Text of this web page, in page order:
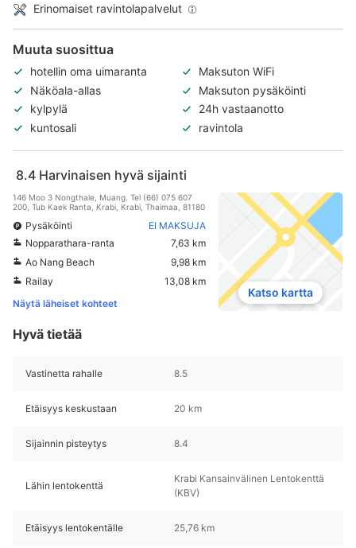
Erinomaiset ravintolapalvelut
Muuta suosittua
hotellin oma uimaranta
Maksuton WiFi
Näköala-allas
Maksuton pysäköinti
kylpylä
24h vastaanotto
kuntosali
ravintola
8.4 Harvinaisen hyvä sijainti
146 Moo 3 Nongthale, Muang. Tel (66) 075 607
200, Tub Kaek Ranta, Krabi, Krabi, Thaimaa, 81180
Pysäköinti
EI MAKSUJA
Nopparathara-ranta
7,63 km
Ao Nang Beach
9,98 km
Railay
13,08 km
Näytä läheiset kohteet
Katso kartta
Hyvä tietää
Vastinetta rahalle 8.5
Etäisyys keskustaan 20 km
Sijainnin pisteytys 8.4
Lähin lentokenttä
Krabi Kansainvälinen Lentokenttä
(KBV)
Etäisyys lentokentälle 25,76 km